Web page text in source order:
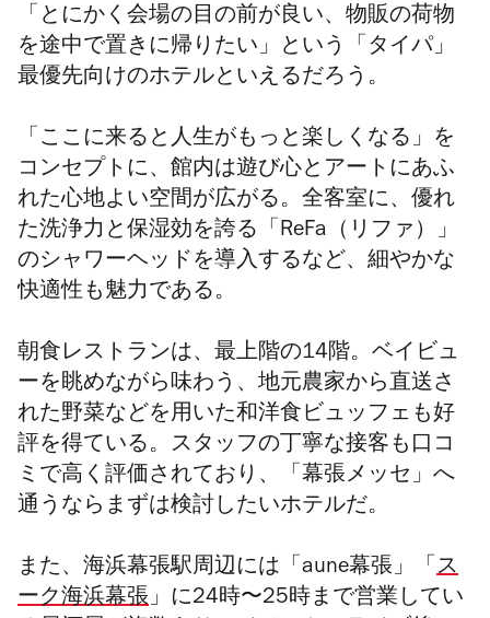
「とにかく会場の目の前が良い、物販の荷物
を途中で置きに帰りたい」という「タイパ」
最優先向けのホテルといえるだろう。
「ここに来ると人生がもっと楽しくなる」を
コンセプトに、館内は遊び心とアートにあふ
れた心地よい空間が広がる。全客室に、優れ
た洗浄力と保湿効を誇る「ReFa（リファ）」
のシャワーヘッドを導入するなど、細やかな
快適性も魅力である。
朝食レストランは、最上階の14階。ベイビュ
ーを眺めながら味わう、地元農家から直送さ
れた野菜などを用いた和洋食ビュッフェも好
評を得ている。スタッフの丁寧な接客も口コ
ミで高く評価されており、「幕張メッセ」へ
通うならまずは検討したいホテルだ。
また、海浜幕張駅周辺には「aune幕張」「 ス
ーク海浜幕張」に24時〜25時まで営業してい